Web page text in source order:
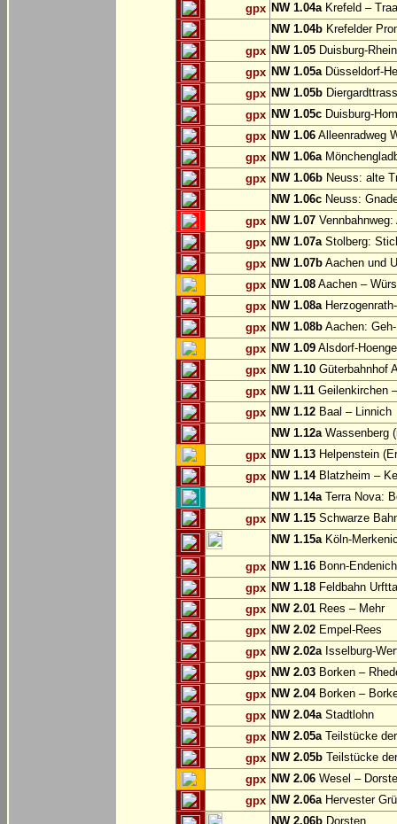
gpx NW 1.04aKrefeld –
NW 1.04b Krefelder
gpx NW 1.05 Duisburg-
gpx NW 1.05aDüsseldorf-
gpx NW 1.05b
gpx NW 1.05c Duisburg-
gpx NW 1.06 Alleenradweg
gpx NW 1.06a
gpx NW 1.06b Neuss: alte
NW 1.06c Neuss:
gpx NW 1.07
gpx NW 1.07aStolberg:
gpx NW 1.07b Aachen und
gpx NW 1.08 Aachen –
gpx NW 1.08a
gpx NW 1.08b Aachen:
gpx NW 1.09 Alsdorf-
gpx NW 1.10 Güterbahnhof
gpx NW 1.11 Geilenkirchen
gpx NW 1.12 Baal – Linnich
NW 1.12aWassenberg
gpx NW 1.13 Helpenstein
gpx NW 1.14Blatzheim –
NW 1.14aTerra Nova:
gpx NW 1.15 Schwarze
NW 1.15aKöln-
gpx NW 1.16 Bonn-
gpx NW 1.18 Feldbahn
gpx NW 2.01 Rees – Mehr
gpx NW 2.02 Empel-Rees
gpx NW 2.02aIsselburg-
gpx NW 2.03 Borken –
gpx NW 2.04Borken –
gpx NW 2.04aStadtlohn
gpx NW 2.05aTeilstücke
gpx NW 2.05b Teilstücke
gpx NW 2.06 Wesel –
gpx NW 2.06aHervester
NW 2.06b Dorsten